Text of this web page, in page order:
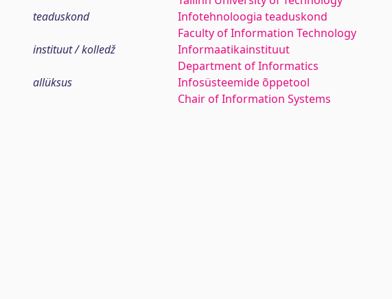
teaduskond
Infotehnoloogia teaduskond
Faculty of Information Technology
instituut / kolledž
Informaatikainstituut
Department of Informatics
allüksus
Infosüsteemide õppetool
Chair of Information Systems